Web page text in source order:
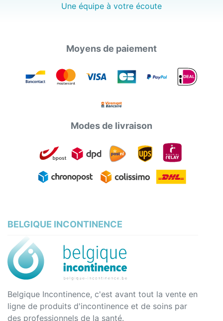
Une équipe à votre écoute
Moyens de paiement
Modes de livraison
BELGIQUE INCONTINENCE
Belgique Incontinence, c'est avant tout la vente en
ligne de produits d'incontinence et de soins par
des professionnels de la santé.